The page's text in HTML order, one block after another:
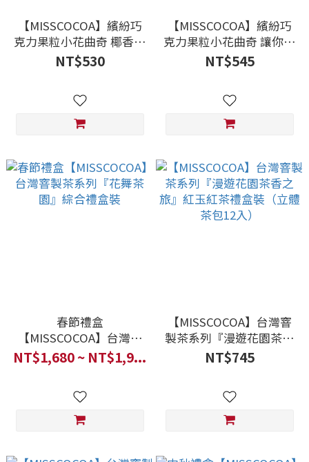
【MISSCOCOA】繽紛巧
克力果粒小花曲奇 椰香四
溢只想獨享的「 金香椰
奶」9入裝
NT$530
【MISSCOCOA】繽紛巧
克力果粒小花曲奇 讓你欲
罷不能的「 榴槤小花」9
入裝
NT$545
春節禮盒
【MISSCOCOA】台灣窨
製茶系列『花舞茶園』綜
NT$1,680 ~ NT$1,9...
【MISSCOCOA】台灣窨
製茶系列『漫遊花園茶香
之旅』紅玉紅茶禮盒裝
（立體茶包12入）
NT$745